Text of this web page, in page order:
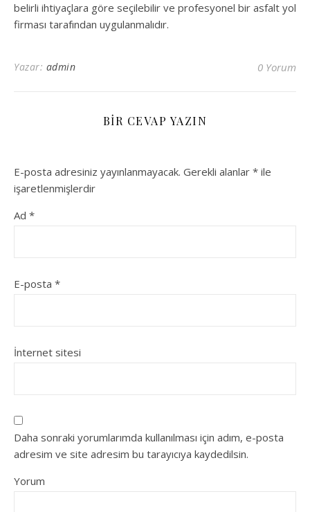
belirli ihtiyaçlara göre seçilebilir ve profesyonel bir asfalt yol
firması tarafından uygulanmalıdır.
Yazar: admin 0 Yorum
BIR CEVAP YAZIN
E-posta adresiniz yayınlanmayacak. Gerekli alanlar * ile
işaretlenmişlerdir
Ad *
E-posta *
İnternet sitesi
Daha sonraki yorumlarımda kullanılması için adım, e-posta
adresim ve site adresim bu tarayıcıya kaydedilsin.
Yorum